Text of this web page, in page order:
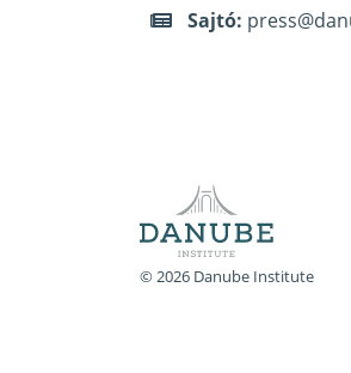
Sajtó:
© 2026 Danube Institute